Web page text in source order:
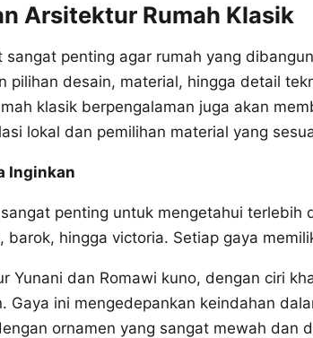
Arsitektur Rumah Klasik
sangat penting agar rumah yang
pilihan desain, material, hingga detail
klasik berpengalaman juga akan
lokal dan pemilihan material yang
Inginkan
penting untuk mengetahui terlebih
hingga victoria. Setiap gaya
Yunani dan Romawi kuno, dengan ciri
ini mengedepankan keindahan
ornamen yang sangat mewah